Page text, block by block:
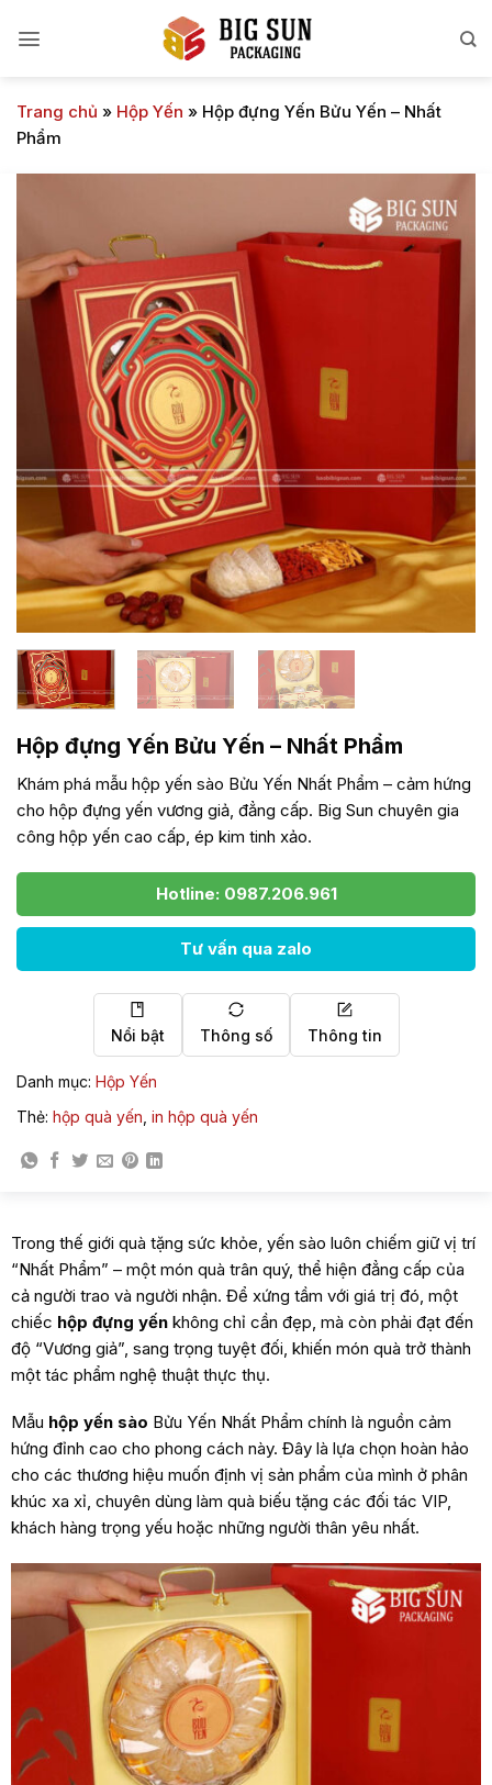
qua
Trang chủ » Hộp Yến » Hộp đựng Yến Bửu Yến – Nhất
Phẩm
Hộp đựng Yến Bửu Yến – Nhất Phẩm
Khám phá mẫu hộp yến sào Bửu Yến Nhất Phẩm – cảm hứng
cho hộp đựng yến vương giả, đẳng cấp. Big Sun chuyên gia
công hộp yến cao cấp, ép kim tinh xảo.
Hotline: 0987.206.961
Tư vấn qua zalo
Nổi bật Thông số Thông tin
Danh mục: Hộp Yến
Thẻ: hộp quà yến in hộp quà yến
Trong thế giới quà tặng sức khỏe, yến sào luôn chiếm giữ vị trí
“Nhất Phẩm” – một món quà trân quý, thể hiện đẳng cấp của
cả người trao và người nhận. Để xứng tầm với giá trị đó, một
chiếc hộp đựng yếnkhông chỉ cần đẹp, mà còn phải đạt đến
độ “Vương giả”, sang trọng tuyệt đối, khiến món quà trở thành
một tác phẩm nghệ thuật thực thụ.
Mẫu hộp yến sào Bửu Yến Nhất Phẩm chính là nguồn cảm
hứng đỉnh cao cho phong cách này. Đây là lựa chọn hoàn hảo
cho các thương hiệu muốn định vị sản phẩm của mình ở phân
khúc xa xỉ, chuyên dùng làm quà biếu tặng các đối tác VIP,
khách hàng trọng yếu hoặc những người thân yêu nhất.